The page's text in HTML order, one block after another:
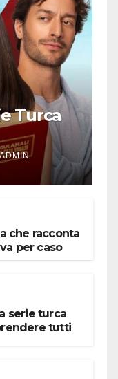
Turca
che racconta
per caso
serie turca
tutti